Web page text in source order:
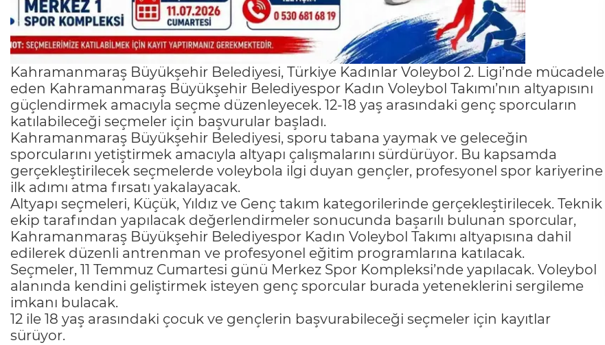
Kahramanmaraş Büyükşehir Belediyesi, Türkiye Kadınlar Voleybol 2. Ligi’nde mücadele
eden Kahramanmaraş Büyükşehir Belediyespor Kadın Voleybol Takımı’nın altyapısını
güçlendirmek amacıyla seçme düzenleyecek. 12-18 yaş arasındaki genç sporcuların
katılabileceği seçmeler için başvurular başladı.
Kahramanmaraş Büyükşehir Belediyesi, sporu tabana yaymak ve geleceğin
sporcularını yetiştirmek amacıyla altyapı çalışmalarını sürdürüyor. Bu kapsamda
gerçekleştirilecek seçmelerde voleybola ilgi duyan gençler, profesyonel spor kariyerine
ilk adımı atma fırsatı yakalayacak.
Altyapı seçmeleri, Küçük, Yıldız ve Genç takım kategorilerinde gerçekleştirilecek. Teknik
ekip tarafından yapılacak değerlendirmeler sonucunda başarılı bulunan sporcular,
Kahramanmaraş Büyükşehir Belediyespor Kadın Voleybol Takımı altyapısına dahil
edilerek düzenli antrenman ve profesyonel eğitim programlarına katılacak.
Seçmeler, 11 Temmuz Cumartesi günü Merkez Spor Kompleksi’nde yapılacak. Voleybol
alanında kendini geliştirmek isteyen genç sporcular burada yeteneklerini sergileme
imkanı bulacak.
12 ile 18 yaş arasındaki çocuk ve gençlerin başvurabileceği seçmeler için kayıtlar
sürüyor.